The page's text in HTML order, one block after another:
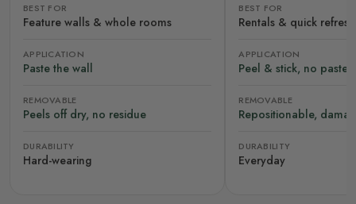
BEST FOR
Feature walls & whole rooms
APPLICATION
Paste the wall
REMOVABLE
Peels off dry, no residue
DURABILITY
Hard-wearing
BEST FOR
Rentals & quick
APPLICATION
Peel & stick, no paste
REMOVABLE
Repositionable,
DURABILITY
Everyday